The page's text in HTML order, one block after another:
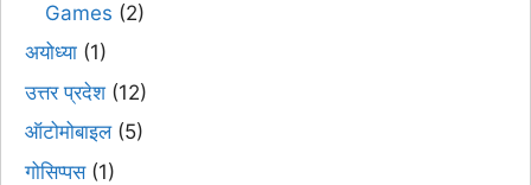
Games (2)
अयोध्या (1)
उत्तर प्रदेश(12)
ऑटोमोबाइल(5)
गोसिप्पस(1)